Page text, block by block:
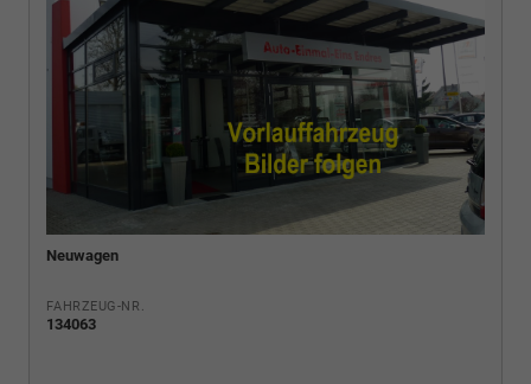
Neuwagen
FAHRZEUG-NR.
134063